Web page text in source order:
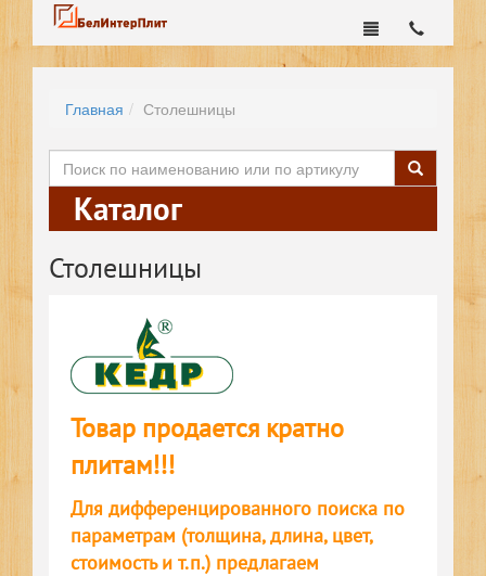
Главная Столешницы
Каталог
Столешницы
Товар продается кратно
плитам!!!
Для дифференцированного поиска по
параметрам (толщина, длина, цвет,
стоимость и т.п.) предлагаем